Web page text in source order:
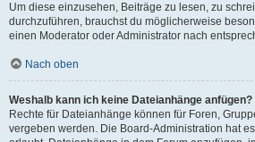
Um diese einzusehen, Beiträge zu lesen, zu
durchzuführen, brauchst du möglicherweise
einen Moderator oder Administrator nach
Nach oben
Weshalb kann ich keine Dateianhänge anfügen?
Rechte für Dateianhänge können für Foren,
vergeben werden. Die Board-Administration hat